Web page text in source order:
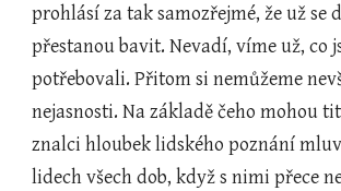
prohlásí za tak samozřejmé, že už se
přestanou bavit. Nevadí, víme už, co
potřebovali. Přitom si nemůžeme
nejasnosti. Na základě čeho mohou
znalci hloubek lidského poznání
lidech všech dob, když s nimi přece